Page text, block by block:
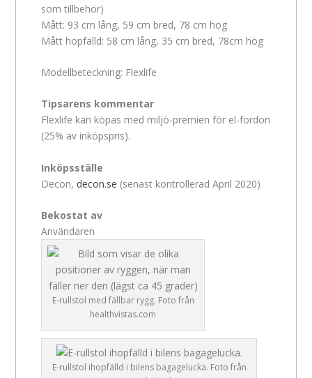
som tillbehör)
Mått: 93 cm lång, 59 cm bred, 78 cm hög
Mått hopfälld: 58 cm lång, 35 cm bred, 78cm hög
Modellbeteckning: Flexlife
Tipsarens kommentar
Flexlife kan köpas med miljö-premien för el-fordon
(25% av inköpspris).
Inköpsställe
Decon, decon.se (senast kontrollerad April 2020)
Bekostat av
Användaren
E-rullstol med fällbar rygg. Foto från
healthvistas.com
E-rullstol ihopfälld i bilens bagagelucka. Foto från